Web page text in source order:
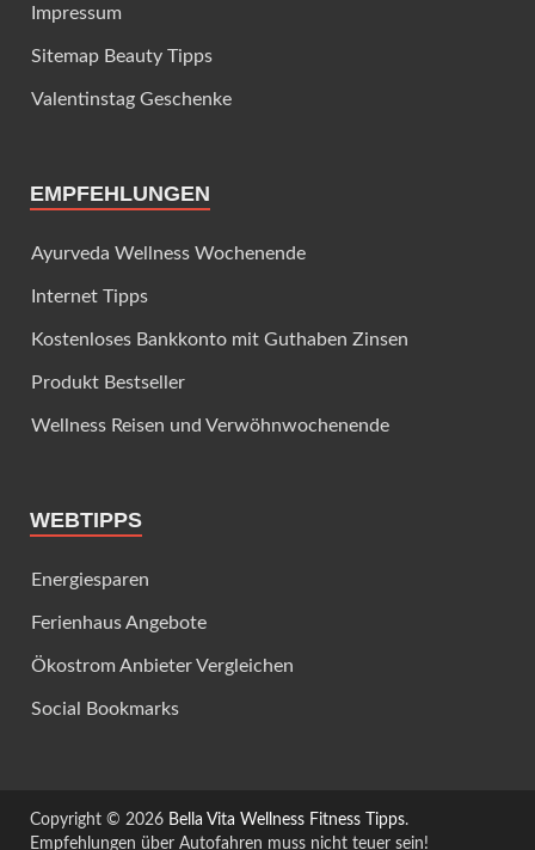
Impressum
Sitemap Beauty Tipps
Valentinstag Geschenke
EMPFEHLUNGEN
Ayurveda Wellness Wochenende
Internet Tipps
Kostenloses Bankkonto mit Guthaben Zinsen
Produkt Bestseller
Wellness Reisen und Verwöhnwochenende
WEBTIPPS
Energiesparen
Ferienhaus Angebote
Ökostrom Anbieter Vergleichen
Social Bookmarks
Copyright © 2026 Bella Vita Wellness Fitness Tipps.
Empfehlungen über Autofahren muss nicht teuer sein!